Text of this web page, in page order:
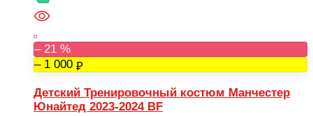
– 21 %
– 1 000
Детский Тренировочный костюм Манчестер
Юнайтед 2023-2024 BF